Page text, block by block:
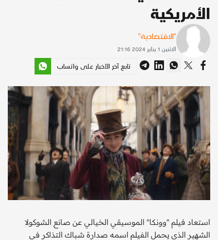
الأمريكية
"الاقتصادية"
الاثنين 1 يناير 2024 21:16
تابع آخر الأخبار على واتساب
استعاد فيلم "وونكا" الموسيقي الخيالي عن صانع الشوكولا
الشهير الذي يحمل الفيلم اسمه صدارة شباك التذاكر في